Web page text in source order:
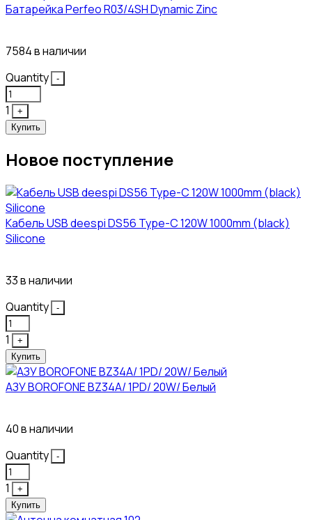
Батарейка Perfeo R03/4SH Dynamic Zinc
7584 в наличии
Quantity
-
1
+
Купить
Новое поступление
Кабель USB deespi DS56 Type-C 120W 1000mm (black)
Silicone
33 в наличии
Quantity
-
1
+
Купить
АЗУ BOROFONE BZ34A/ 1PD/ 20W/ Белый
40 в наличии
Quantity
-
1
+
Купить